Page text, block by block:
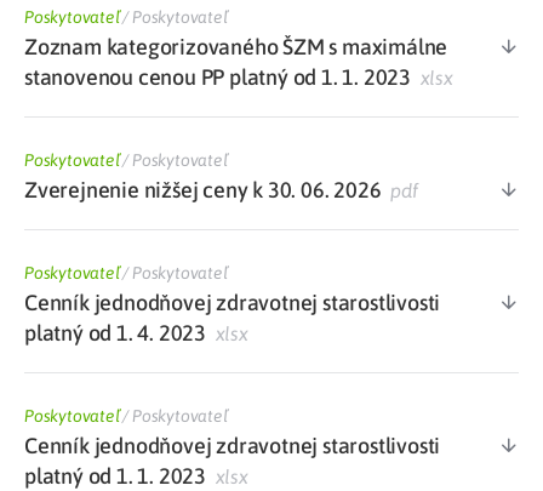
Poskytovateľ/Poskytovateľ
Zoznam kategorizovaného ŠZM s maximálne
stanovenou cenou PP platný od 1. 1. 2023 xlsx
Poskytovateľ/Poskytovateľ
Zverejnenie nižšej ceny k 30. 06. 2026 pdf
Poskytovateľ/Poskytovateľ
Cenník jednodňovej zdravotnej starostlivosti
platný od 1. 4. 2023 xlsx
Poskytovateľ/Poskytovateľ
Cenník jednodňovej zdravotnej starostlivosti
platný od 1. 1. 2023 xlsx